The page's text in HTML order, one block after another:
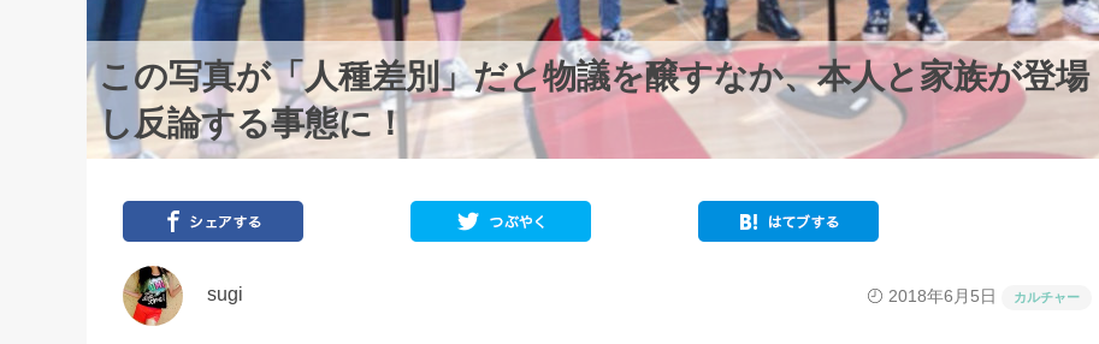
この写真が「人種差別」だと物議を醸すなか、本人と家族が登場
し反論する事態に！
sugi 2018年6月5日 カルチャー